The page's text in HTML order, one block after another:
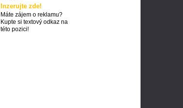
Inzerujte zde!
Máte zájem o reklamu?
Kupte si textový odkaz na
této pozici!